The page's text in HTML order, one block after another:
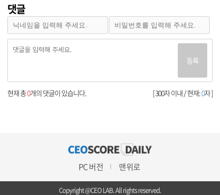
댓글
등록
[ 300자 이내 / 현재:0자 ]
현재 총0개의 댓글이 있습니다.
PC 버전 맨위로
Copyright @CEO LAB. All rights reserved.